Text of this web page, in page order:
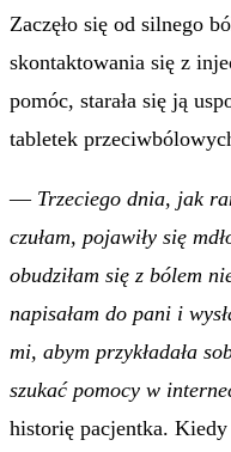
Zaczęło się od silnego
skontaktowania się z
pomóc, starała się ją
tabletek
— Trzeciego dnia, jak
czułam, pojawiły się
obudziłam się z bólem
napisałam do pani i
mi, abym przykładała
szukać pomocy w
historię pacjentka. Kiedy